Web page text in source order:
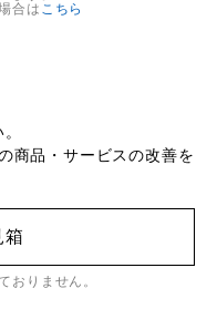
合は こちら
商品・サービスの改善を
箱
おりません。